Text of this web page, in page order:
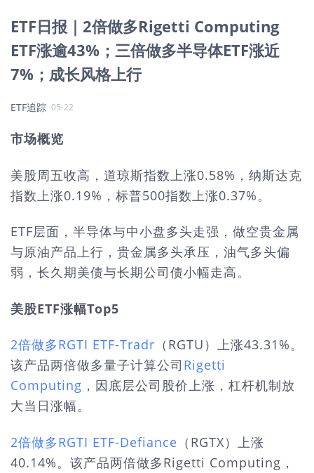
ETF日报｜2倍做多Rigetti Computing
ETF涨逾43%；三倍做多半导体ETF涨近
7%；成长风格上行
ETF追踪 05-22
市场概览
美股周五收高，道琼斯指数上涨0.58%，纳斯达克
指数上涨0.19%，标普500指数上涨0.37%。
ETF层面，半导体与中小盘多头走强，做空贵金属
与原油产品上行，贵金属多头承压，油气多头偏
弱，长久期美债与长期公司债小幅走高。
美股ETF涨幅Top5
2倍做多RGTI ETF-Tradr （RGTU）上涨43.31%。
该产品两倍做多量子计算公司 Rigetti
Computing ，因底层公司股价上涨，杠杆机制放
大当日涨幅。
2倍做多RGTI ETF-Defiance （RGTX）上涨
40.14%。该产品两倍做多Rigetti Computing，